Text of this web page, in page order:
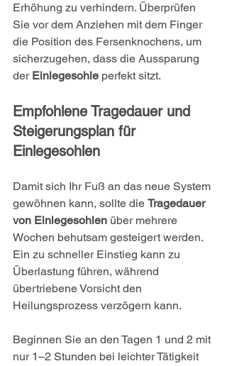
Erhöhung zu verhindern. Überprüfen
Sie vor dem Anziehen mit dem Finger
die Position des Fersenknochens, um
sicherzugehen, dass die Aussparung
der Einlegesohle perfekt sitzt.
Empfohlene Tragedauer und
Steigerungsplan für
Einlegesohlen
Damit sich Ihr Fuß an das neue System
gewöhnen kann, sollte die Tragedauer
von Einlegesohlen über mehrere
Wochen behutsam gesteigert werden.
Ein zu schneller Einstieg kann zu
Überlastung führen, während
übertriebene Vorsicht den
Heilungsprozess verzögern kann.
Beginnen Sie an den Tagen 1 und 2 mit
nur 1–2 Stunden bei leichter Tätigkeit